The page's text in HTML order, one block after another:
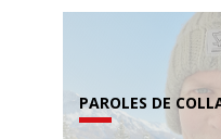
PAROLES DE